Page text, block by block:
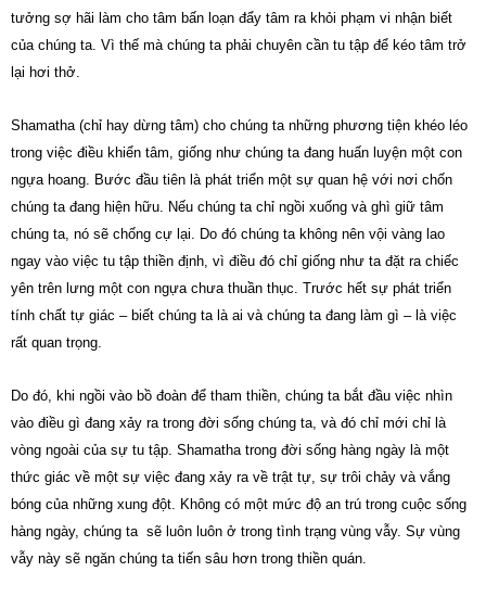
tưởng sợ hãi làm cho tâm bấn loạn đẩy tâm ra khỏi phạm vi nhận biết
của chúng ta. Vì thế mà chúng ta phải chuyên cần tu tập để kéo tâm trở
lại hơi thở.
Shamatha (chỉ hay dừng tâm) cho chúng ta những phương tiện khéo léo
trong việc điều khiển tâm, giống như chúng ta đang huấn luyện một con
ngựa hoang. Bước đầu tiên là phát triển một sự quan hệ với nơi chốn
chúng ta đang hiện hữu. Nếu chúng ta chỉ ngồi xuống và ghì giữ tâm
chúng ta, nó sẽ chống cự lại. Do đó chúng ta không nên vội vàng lao
ngay vào việc tu tập thiền định, vì điều đó chỉ giống như ta đặt ra chiếc
yên trên lưng một con ngựa chưa thuần thục. Trước hết sự phát triển
tính chất tự giác – biết chúng ta là ai và chúng ta đang làm gì – là việc
rất quan trọng.
Do đó, khi ngồi vào bồ đoàn để tham thiền, chúng ta bắt đầu việc nhìn
vào điều gì đang xảy ra trong đời sống chúng ta, và đó chỉ mới chỉ là
vòng ngoài của sự tu tập. Shamatha trong đời sống hàng ngày là một
thức giác về một sự việc đang xảy ra về trật tự, sự trôi chảy và vắng
bóng của những xung đột. Không có một mức độ an trú trong cuộc sống
hàng ngày, chúng ta sẽ luôn luôn ở trong tình trạng vùng vẫy. Sự vùng
vẫy này sẽ ngăn chúng ta tiến sâu hơn trong thiền quán.